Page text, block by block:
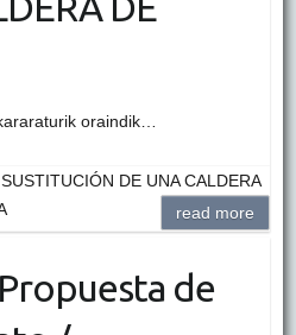
oraindik…
DE UNA CALDERA
read more
de